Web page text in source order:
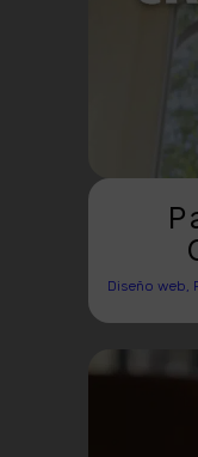
Diseño web,